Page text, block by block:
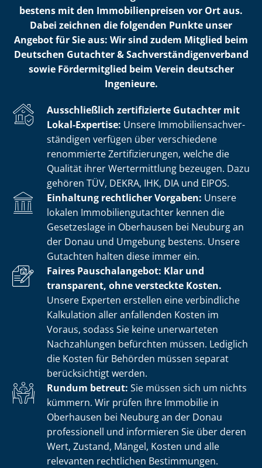
bestens mit den Im­mo­bi­li­en­prei­sen vor Ort aus.
Dabei zeichnen die folgenden Punkte unser
Angebot für Sie aus: Wir sind zudem Mitglied beim
Deutschen Gutachter & Sach­ver­stän­di­gen­ver­band
sowie Fördermitglied beim Verein deutscher
Ingenieure.
Ausschließlich zertifizierte Gutachter mit
Lokal-Expertise: Unsere Im­mo­bi­li­en­sach­ver­
stän­di­gen verfügen über verschiedene
renommierte Zer­ti­fi­zie­run­gen, welche die
Qualität ihrer Wertermittlung bezeugen. Dazu
gehören TÜV, DEKRA, IHK, DIA und EIPOS.
Einhaltung rechtlicher Vorgaben: Unsere
lokalen Im­mo­bi­li­en­gut­ach­ter kennen die
Gesetzeslage in Oberhausen bei Neuburg an
der Donau und Umgebung bestens. Unsere
Gutachten halten diese immer ein.
Faires Pauschalangebot: Klar und
transparent, ohne versteckte Kosten.
Unsere Experten erstellen eine verbindliche
Kalkulation aller anfallenden Kosten im
Voraus, sodass Sie keine unerwarteten
Nachzahlungen befürchten müssen. Lediglich
die Kosten für Behörden müssen separat
berücksichtigt werden.
Rundum betreut: Sie müssen sich um nichts
kümmern. Wir prüfen Ihre Immobilie in
Oberhausen bei Neuburg an der Donau
professionell und informieren Sie über deren
Wert, Zustand, Mängel, Kosten und alle
relevanten rechtlichen Bestimmungen.